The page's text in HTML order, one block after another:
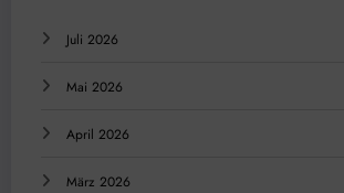
Juli 2026
Mai 2026
April 2026
März 2026